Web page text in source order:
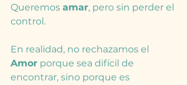
Queremos amar, pero sin perder el
control.
En realidad, no rechazamos el
Amor porque sea difícil de
encontrar, sino porque es